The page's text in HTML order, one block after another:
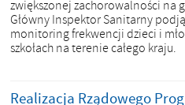
zwiększonej zachorowalności na
Główny Inspektor Sanitarny
monitoring frekwencji dzieci i
szkołach na terenie całego kraju.
Realizacja Rządowego